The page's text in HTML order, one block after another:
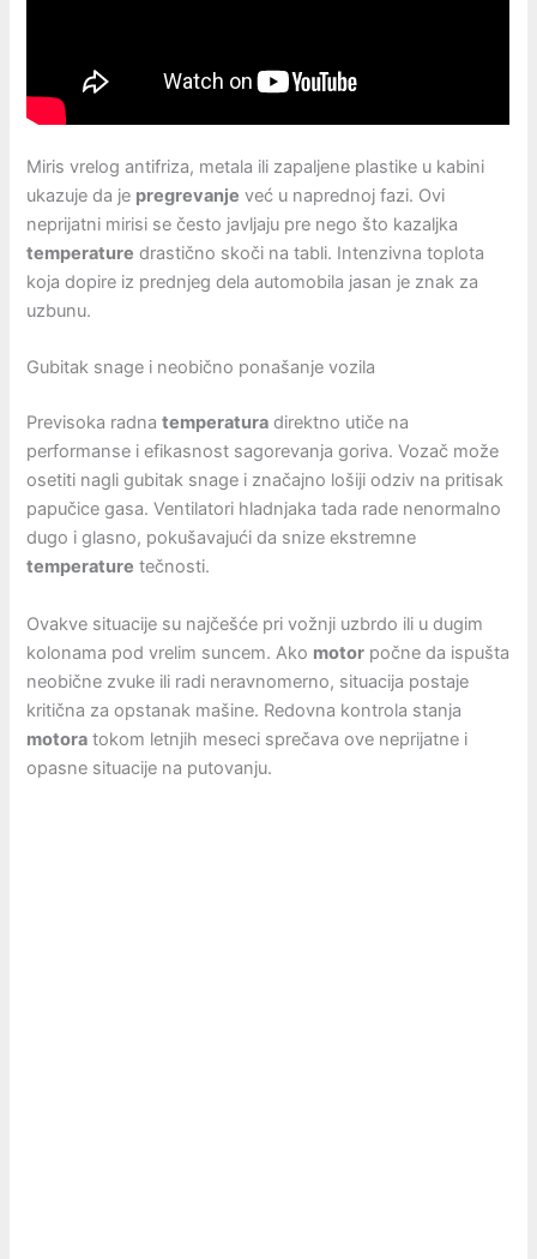
Miris vrelog antifriza, metala ili zapaljene plastike u kabini
ukazuje da je pregrevanje već u naprednoj fazi. Ovi
neprijatni mirisi se često javljaju pre nego što kazaljka
temperature drastično skoči na tabli. Intenzivna toplota
koja dopire iz prednjeg dela automobila jasan je znak za
uzbunu.
Gubitak snage i neobično ponašanje vozila
Previsoka radnatemperatura direktno utiče na
performanse i efikasnost sagorevanja goriva. Vozač može
osetiti nagli gubitak snage i značajno lošiji odziv na pritisak
papučice gasa. Ventilatori hladnjaka tada rade nenormalno
dugo i glasno, pokušavajući da snize ekstremne
temperature tečnosti.
Ovakve situacije su najčešće pri vožnji uzbrdo ili u dugim
kolonama pod vrelim suncem. Ako motor počne da ispušta
neobične zvuke ili radi neravnomerno, situacija postaje
kritična za opstanak mašine. Redovna kontrola stanja
motora tokom letnjih meseci sprečava ove neprijatne i
opasne situacije na putovanju.